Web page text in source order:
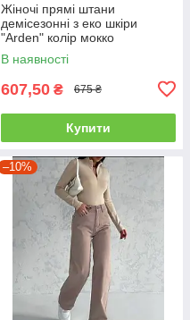
Жіночі прямі штани
демісезонні з еко шкіри
"Arden" колір мокко
В наявності
607,50 ₴ 675 ₴
Купити
–10%